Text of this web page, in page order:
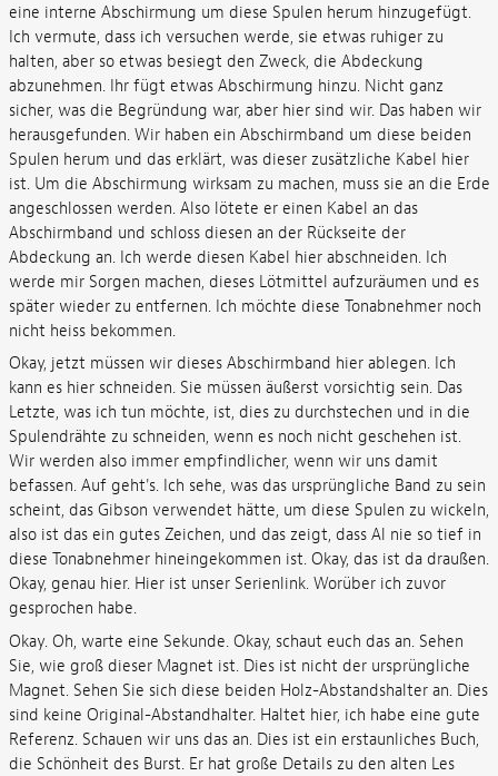
eine interne Abschirmung um diese Spulen herum hinzugefügt.
Ich vermute, dass ich versuchen werde, sie etwas ruhiger zu
halten, aber so etwas besiegt den Zweck, die Abdeckung
abzunehmen. Ihr fügt etwas Abschirmung hinzu. Nicht ganz
sicher, was die Begründung war, aber hier sind wir. Das haben wir
herausgefunden. Wir haben ein Abschirmband um diese beiden
Spulen herum und das erklärt, was dieser zusätzliche Kabel hier
ist. Um die Abschirmung wirksam zu machen, muss sie an die Erde
angeschlossen werden. Also lötete er einen Kabel an das
Abschirmband und schloss diesen an der Rückseite der
Abdeckung an. Ich werde diesen Kabel hier abschneiden. Ich
werde mir Sorgen machen, dieses Lötmittel aufzuräumen und es
später wieder zu entfernen. Ich möchte diese Tonabnehmer noch
nicht heiss bekommen.
Okay, jetzt müssen wir dieses Abschirmband hier ablegen. Ich
kann es hier schneiden. Sie müssen äußerst vorsichtig sein. Das
Letzte, was ich tun möchte, ist, dies zu durchstechen und in die
Spulendrähte zu schneiden, wenn es noch nicht geschehen ist.
Wir werden also immer empfindlicher, wenn wir uns damit
befassen. Auf geht's. Ich sehe, was das ursprüngliche Band zu sein
scheint, das Gibson verwendet hätte, um diese Spulen zu wickeln,
also ist das ein gutes Zeichen, und das zeigt, dass Al nie so tief in
diese Tonabnehmer hineingekommen ist. Okay, das ist da draußen.
Okay, genau hier. Hier ist unser Serienlink. Worüber ich zuvor
gesprochen habe.
Okay. Oh, warte eine Sekunde. Okay, schaut euch das an. Sehen
Sie, wie groß dieser Magnet ist. Dies ist nicht der ursprüngliche
Magnet. Sehen Sie sich diese beiden Holz-Abstandshalter an. Dies
sind keine Original-Abstandhalter. Haltet hier, ich habe eine gute
Referenz. Schauen wir uns das an. Dies ist ein erstaunliches Buch,
die Schönheit des Burst. Er hat große Details zu den alten Les